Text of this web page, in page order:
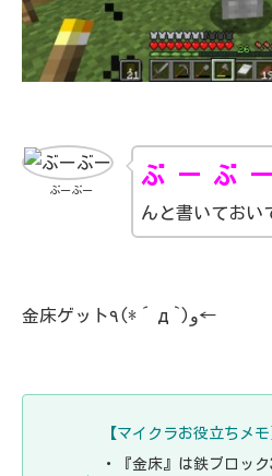
ぶーぶー
ぶ ー ぶ
んと書いておい
金床ゲット٩(*´д`)و←
【マイクラお役立ちメモ
・『金床』は鉄ブロッ